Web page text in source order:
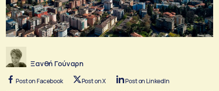
Ξανθή Γούναρη
Post on Facebook Post on X Post on LinkedIn